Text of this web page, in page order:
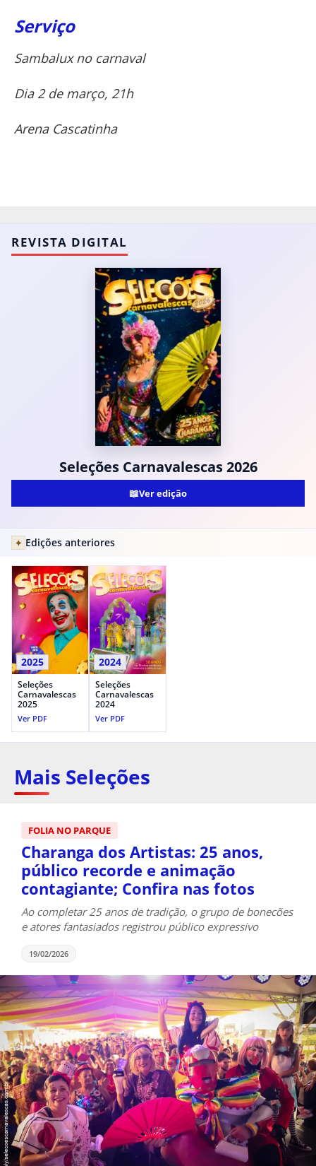
Serviço
Sambalux no carnaval
Dia 2 de março, 21h
Arena Cascatinha
REVISTA DIGITAL
Seleções Carnavalescas 2026
📖Ver edição
✦ Edições anteriores
2025
Seleções
Carnavalescas
2025
Ver PDF
2024
Seleções
Carnavalescas
2024
Ver PDF
Mais Seleções
FOLIA NO PARQUE
Charanga dos Artistas: 25 anos,
público recorde e animação
contagiante; Confira nas fotos
Ao completar 25 anos de tradição, o grupo de bonecões
e atores fantasiados registrou público expressivo
19/02/2026